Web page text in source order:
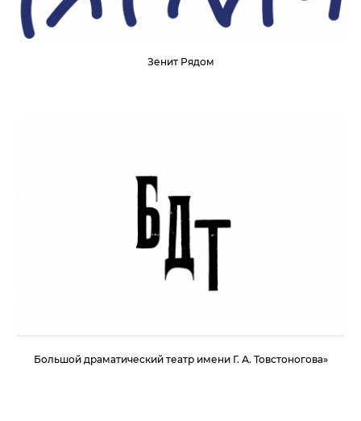
Зенит Рядом
Большой драматический театр имени Г. А. Товстоногова»